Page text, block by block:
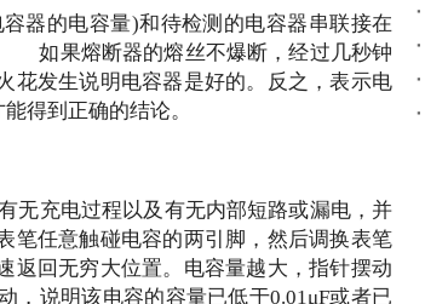
器的电容量)和待检测的电容器串联接在
如果熔断器的熔丝不爆断，经过几秒钟
花发生说明电容器是好的。反之，表示电
得到正确的结论。
无充电过程以及有无内部短路或漏电，并
笔任意触碰电容的两引脚，然后调换表笔
返回无穷大位置。电容量越大，指针摆动
，说明该电容的容量已低于0.01μF或者已